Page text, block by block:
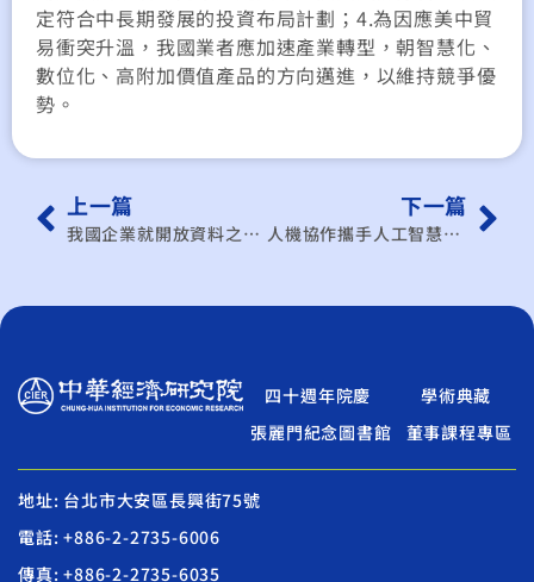
定符合中長期發展的投資布局計劃；4.為因應美中貿
易衝突升溫，我國業者應加速產業轉型，朝智慧化、
數位化、高附加價值產品的方向邁進，以維持競爭優
勢。
上一篇
我國企業就開放資料之加值應用案例研析
下一篇
人機協作攜手人工智慧：新應用趨勢和契機研究調查與數位轉型兩份問卷設計
四十週年院慶
學術典藏
張麗門紀念圖書館
董事課程專區
地址: 台北市大安區長興街75號
電話: +886-2-2735-6006
傳真: +886-2-2735-6035